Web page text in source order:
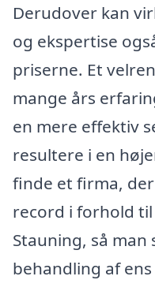
Derudover kan
og ekspertise
priserne. Et
mange års
en mere effektiv
resultere i en
finde et firma,
record i forhold
Stauning, så
behandling af